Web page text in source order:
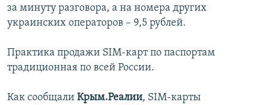
за минуту разговора, а на номера других
украинских операторов – 9,5 рублей.
Практика продажи SIM-карт по паспортам
традиционная по всей России.
Как сообщали Крым.Реалии, SIM-карты